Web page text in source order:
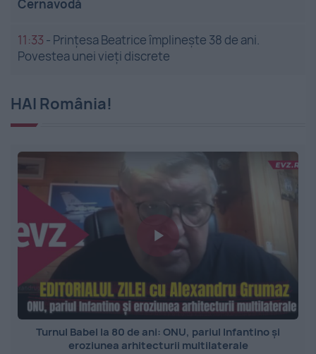
Cernavodă
11:33 - Prințesa Beatrice împlinește 38 de ani.
Povestea unei vieți discrete
HAI România!
Turnul Babel la 80 de ani: ONU, pariul Infantino și
eroziunea arhitecturii multilaterale